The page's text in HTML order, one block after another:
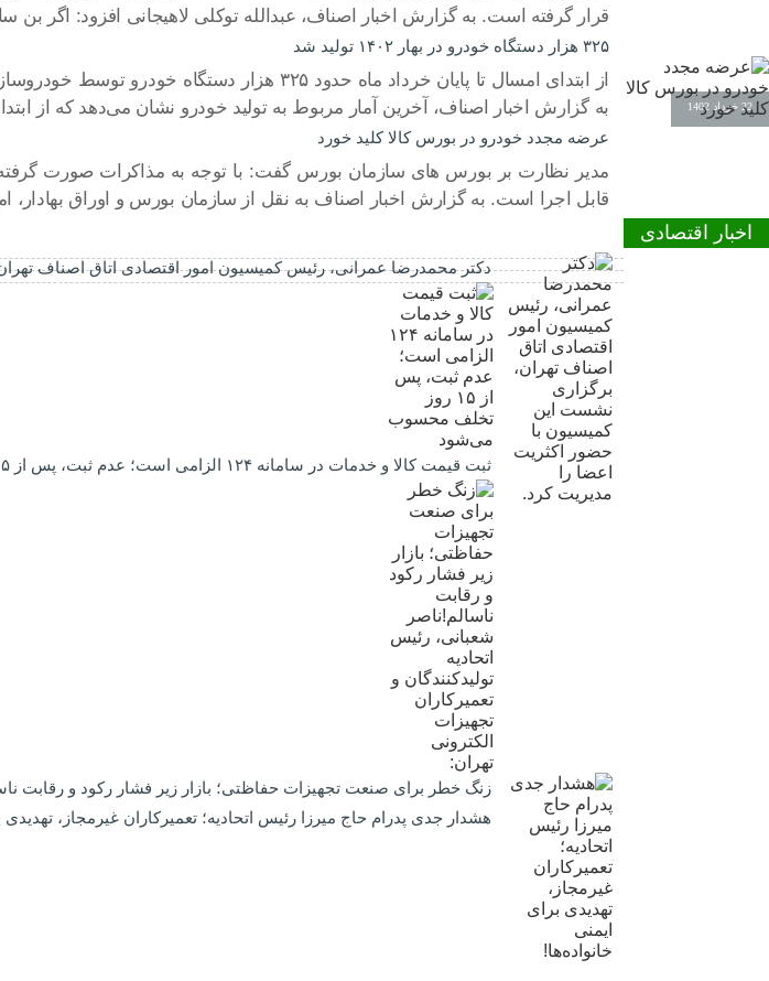
قرار گرفته است. به گزارش اخبار اصناف، عبدالله توکلی لاهیجانی افزود:
۳۲۵ هزار دستگاه خودرو در بهار ۱۴۰۲ تولید شد
به گزارش اخبار اصناف، آخرین آمار مربوط به تولید خودرو نشان می‌دهد که از ابتدای امسال تا
22 خرداد 1402
عرضه مجدد خودرو در بورس کالا کلید خورد
مدیر نظارت بر بورس های سازمان بورس گفت: با توجه به مذاکرات صورت
قابل اجرا است. به گزارش اخبار اصناف به نقل از سازمان بورس و اوراق
اخبار اقتصادی
دکتر محمدرضا عمرانی، رئیس کمیسیون امور اقتصادی اتاق اصناف
ثبت قیمت کالا و خدمات در سامانه ۱۲۴ الزامی است؛ عدم ثبت، پس از ۱۵ روز تخلف محسوب می‌شود
زنگ خطر برای صنعت تجهیزات حفاظتی؛ بازار زیر فشار رکود و رقابت
هشدار جدی پدرام حاج میرزا رئیس اتحادیه؛ تعمیرکاران غیرمجاز، تهدیدی